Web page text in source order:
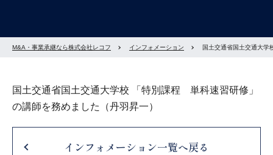
M&A・事業承継なら株式会社レコフ インフォメーション 国土交通省国土交通大
国土交通省国土交通大学校 「特別課程 単科速習研修」
の講師を務めました（丹羽昇一）
インフォメーション一覧へ戻る